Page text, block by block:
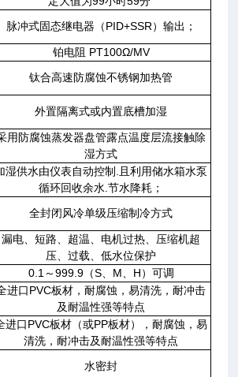
脉冲式固态继电器（PID+SSR）输出；
铂电阻 PT100Ω/MV
钛合高速防腐蚀不锈钢加热管
外置隔离式或内置底槽加湿
用防腐蚀蒸发器盘管露点温度层流接触除
湿方式
湿供水由仪表自动控制.且利用储水箱水泵
循环回收余水.节水降耗；
全封闭风冷单级压缩制冷方式
漏电、短路、超温、电机过热、压缩机超
压、过载、低水位保护
0.1～999.9（S、M、H）可调
进口PVC板材，耐腐蚀，易清洗，耐冲击
及耐温性强等特点
进口PVC板材（或PP板材），耐腐蚀，易
清洗，耐冲击及耐温性强等特点
水密封